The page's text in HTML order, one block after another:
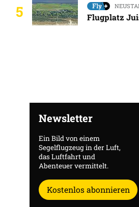
5 Flugplatz
Newsletter
Ein Bild von einem
Segelflugzeug in der Luft,
das Luftfahrt und
Abenteuer vermittelt.
Kostenlos abonnieren